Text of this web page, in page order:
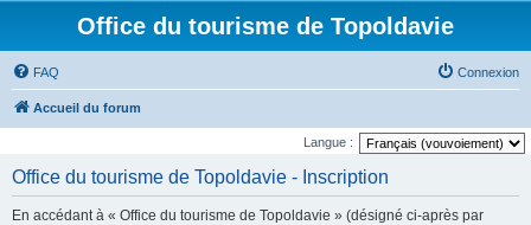
Office du tourisme de Topoldavie
FAQ Connexion
Accueil du forum
Langue :
Office du tourisme de Topoldavie - Inscription
En accédant à « Office du tourisme de Topoldavie » (désigné ci-après par